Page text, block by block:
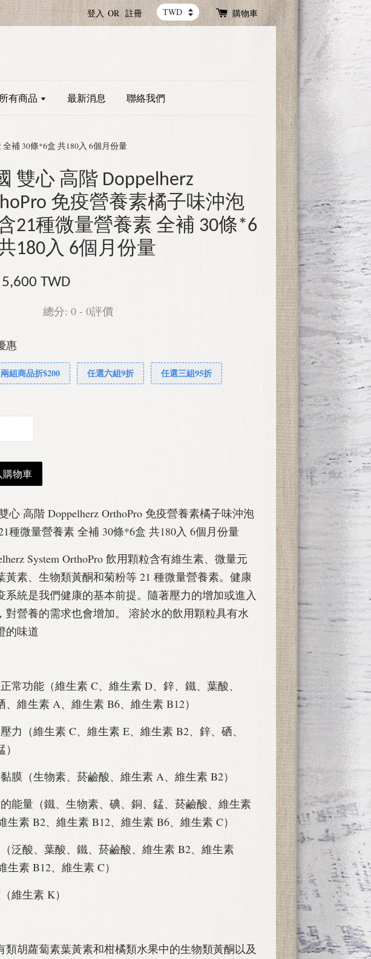
登入 OR 註冊 購物車
所有商品 最新消息 聯絡我們
補 30條*6盒 共180入 6個月份量
雙心 高階 Doppelherz
免疫營養素橘子味沖泡
21種微量營養素 全補 30條*6
180入 6個月份量
TWD
總分: 0 - 0評價
惠
組商品折$200 任選六組9折 任選三組95折
購物車
心 高階 Doppelherz OrthoPro 免疫營養素橘子味沖泡
種微量營養素 全補 30條*6盒 共180入 6個月份量
System OrthoPro 飲用顆粒含有維生素、微量元
黃素、生物類黃酮和菊粉等 21 種微量營養素。健康
系統是我們健康的基本前提。隨著壓力的增加或進入
對營養的需求也會增加。 溶於水的飲用顆粒具有水
的味道
常功能（維生素 C、維生素 D、鋅、鐵、葉酸、
、維生素 A、維生素 B6、維生素 B12）
力（維生素 C、維生素 E、維生素 B2、鋅、硒、
膜（生物素、菸鹼酸、維生素 A、維生素 B2）
能量（鐵、生物素、碘、銅、錳、菸鹼酸、維生素
生素 B2、維生素 B12、維生素 B6、維生素 C）
泛酸、葉酸、鐵、菸鹼酸、維生素 B2、維生素
生素 B12、維生素 C）
維生素 K）
類胡蘿蔔素葉黃素和柑橘類水果中的生物類黃酮以及